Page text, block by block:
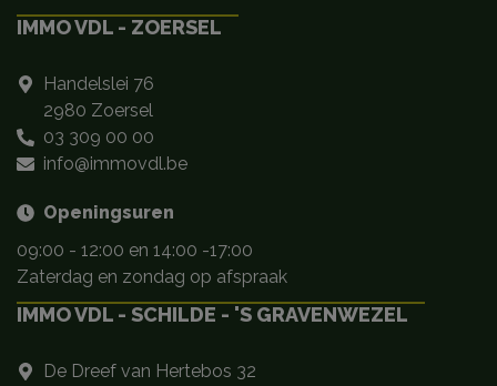
IMMO VDL - ZOERSEL
Handelslei 76
2980 Zoersel
03 309 00 00
info@immovdl.be
Openingsuren
09:00 - 12:00 en 14:00 -17:00
Zaterdag en zondag op afspraak
IMMO VDL - SCHILDE - 'S GRAVENWEZEL
De Dreef van Hertebos 32